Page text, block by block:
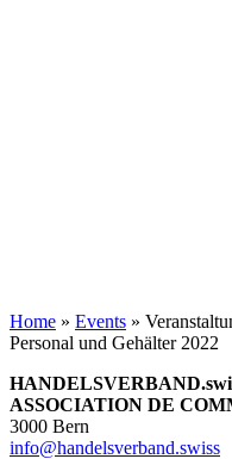
Home » Events »
Personal und Gehälter 2022
ASSOCIATION DE
3000 Bern
info@handelsverband.swiss